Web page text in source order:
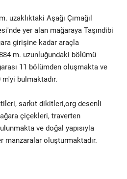
uzaklıktaki Aşağı Çımağıl
yer alan mağaraya Taşındibi
girişine kadar araçla
m. uzunluğundaki bölümü
11 bölümden oluşmakta ve
bulmaktadır.
sarkıt dikitleri,org desenli
çiçekleri, traverten
ve doğal yapısıyla
manzaralar oluşturmaktadır.